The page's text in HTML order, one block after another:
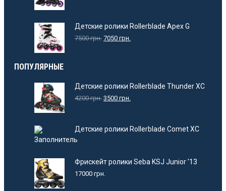
Детские ролики Rollerblade Apex G
7500грн. 7050 грн.
ПОПУЛЯРНЫЕ
Детские ролики Rollerblade Thunder XC
4200грн. 3500 грн.
Детские ролики Rollerblade Comet XC
Фрискейт ролики Seba KSJ Junior '13
17000 грн.